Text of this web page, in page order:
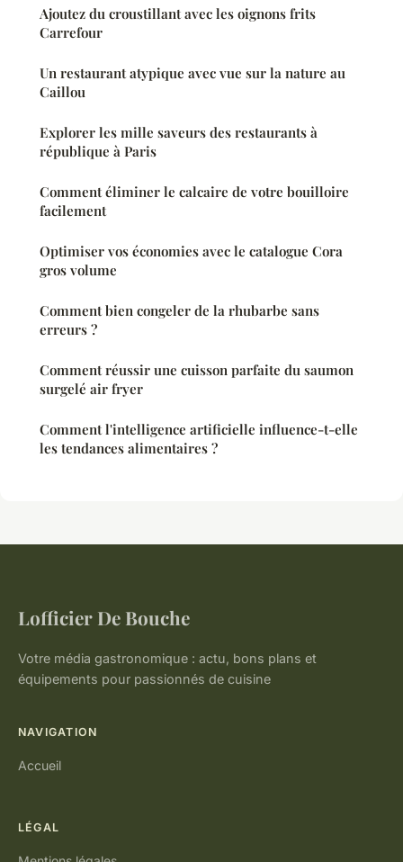
Ajoutez du croustillant avec les oignons frits
Carrefour
Un restaurant atypique avec vue sur la nature au
Caillou
Explorer les mille saveurs des restaurants à
république à Paris
Comment éliminer le calcaire de votre bouilloire
facilement
Optimiser vos économies avec le catalogue Cora
gros volume
Comment bien congeler de la rhubarbe sans
erreurs ?
Comment réussir une cuisson parfaite du saumon
surgelé air fryer
Comment l'intelligence artificielle influence-t-elle
les tendances alimentaires ?
Lofficier De Bouche
Votre média gastronomique : actu, bons plans et
équipements pour passionnés de cuisine
NAVIGATION
Accueil
LÉGAL